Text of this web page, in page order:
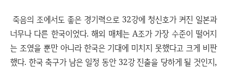
죽음의 조에서도 좋은 경기력으로 32강에 청신호가 켜진 일본과
너무나 다른 한국이었다. 해외 매체는 A조가 가장 수준이 떨어지
는 조였을 뿐만 아니라 한국은 기대에 미치지 못했다고 크게 비판
했다. 한국 축구가 남은 일정 동안 32강 진출을 당하게 될 것인지,